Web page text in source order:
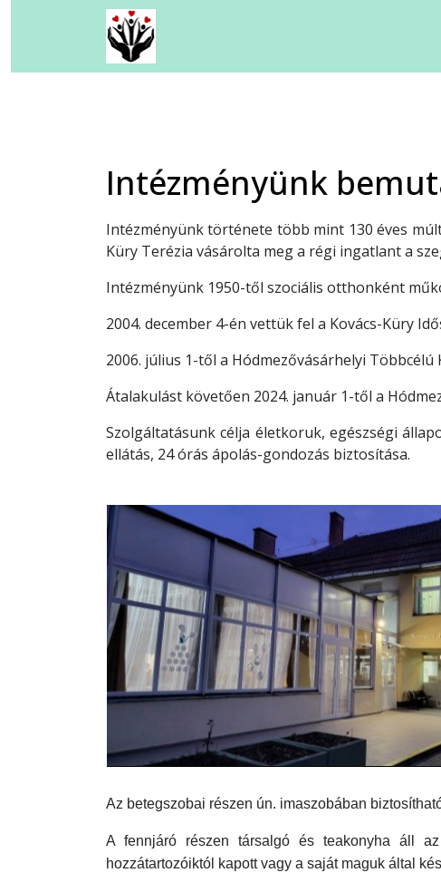
Kovács-Küry Időskorúak
Kagylóhéj Család - és
Csodaház Foglalkoztató
Iskolavédőnői Szolgálat
Mikkamakka Integratív
Intézményünk
Intézményünk története több mint 130 éves
Küry Terézia vásárolta meg a régi ingatlant a
Intézményünk 1950-től szociális otthonként
2004. december 4-én vettük fel a Kovács-Küry
2006. július 1-től a Hódmezővásárhelyi
Átalakulást követően 2024. január 1-től a
Szolgáltatásunk célja életkoruk, egészségi
ellátás, 24 órás ápolás-gondozás biztosítása.
Az betegszobai részen ún. imaszobában
A fennjáró részen társalgó és teakonyha áll
hozzátartozóiktól kapott vagy a saját maguk által